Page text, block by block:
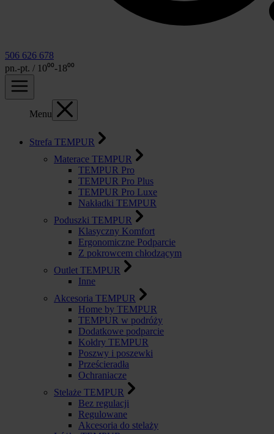
506 626 678
pn.-pt. / 10⁰⁰-18⁰⁰
Menu
Strefa TEMPUR
Materace TEMPUR
TEMPUR Pro
TEMPUR Pro Plus
TEMPUR Pro Luxe
Nakładki TEMPUR
Poduszki TEMPUR
Klasyczny Komfort
Ergonomiczne Podparcie
Z pokrowcem chłodzącym
Outlet TEMPUR
Inne
Akcesoria TEMPUR
Home by TEMPUR
TEMPUR w podróży
Dodatkowe podparcie
Kołdry TEMPUR
Poszwy i poszewki
Prześcieradła
Ochraniacze
Stelaże TEMPUR
Bez regulacji
Regulowane
Akcesoria do stelaży